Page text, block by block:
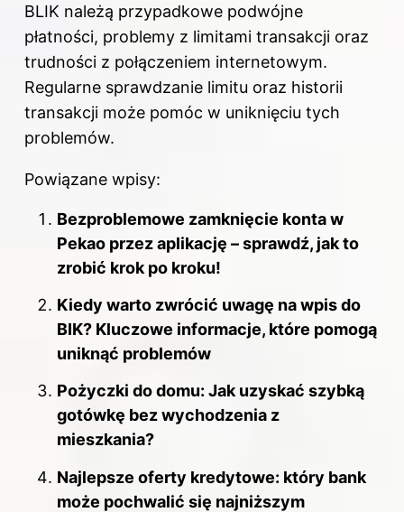
BLIK należą przypadkowe podwójne
płatności, problemy z limitami transakcji oraz
trudności z połączeniem internetowym.
Regularne sprawdzanie limitu oraz historii
transakcji może pomóc w uniknięciu tych
problemów.
Powiązane wpisy:
Bezproblemowe zamknięcie konta w
Pekao przez aplikację – sprawdź, jak to
zrobić krok po kroku!
Kiedy warto zwrócić uwagę na wpis do
BIK? Kluczowe informacje, które pomogą
uniknąć problemów
Pożyczki do domu: Jak uzyskać szybką
gotówkę bez wychodzenia z
mieszkania?
Najlepsze oferty kredytowe: który bank
może pochwalić się najniższym